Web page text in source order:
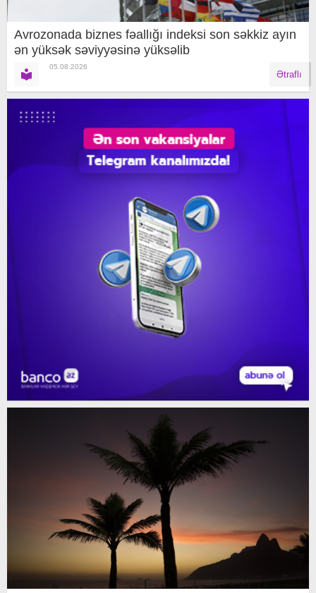
Avrozonada biznes fəallığı indeksi son səkkiz ayın
ən yüksək səviyyəsinə yüksəlib
05.08.2026
Ətraflı